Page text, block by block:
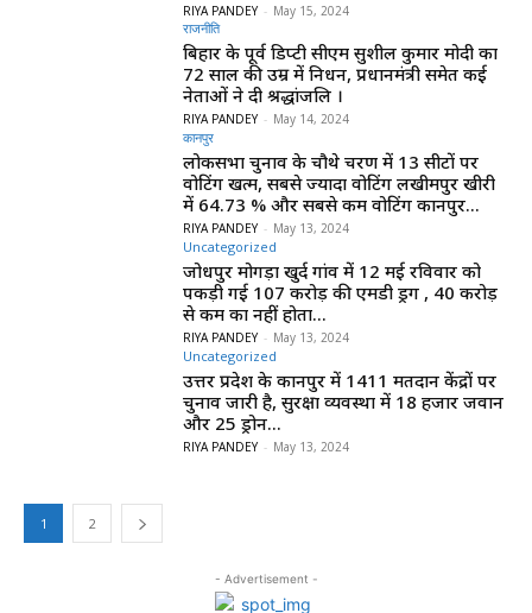
RIYA PANDEY - May 15, 2024
राजनीति
बिहार के पूर्व डिप्टी सीएम सुशील कुमार मोदी का
72 साल की उम्र में निधन, प्रधानमंत्री समेत कई
नेताओं ने दी श्रद्धांजलि ।
RIYA PANDEY - May 14, 2024
कानपुर
लोकसभा चुनाव के चौथे चरण में 13 सीटों पर
वोटिंग खत्म, सबसे ज्यादा वोटिंग लखीमपुर खीरी
में 64.73 % और सबसे कम वोटिंग कानपुर...
RIYA PANDEY - May 13, 2024
Uncategorized
जोधपुर मोगड़ा खुर्द गांव में 12 मई रविवार को
पकड़ी गई 107 करोड़ की एमडी ड्रग , 40 करोड़
से कम का नहीं होता...
RIYA PANDEY - May 13, 2024
Uncategorized
उत्तर प्रदेश के कानपुर में 1411 मतदान केंद्रों पर
चुनाव जारी है, सुरक्षा व्यवस्था में 18 हजार जवान
और 25 ड्रोन...
RIYA PANDEY - May 13, 2024
1 2
- Advertisement -